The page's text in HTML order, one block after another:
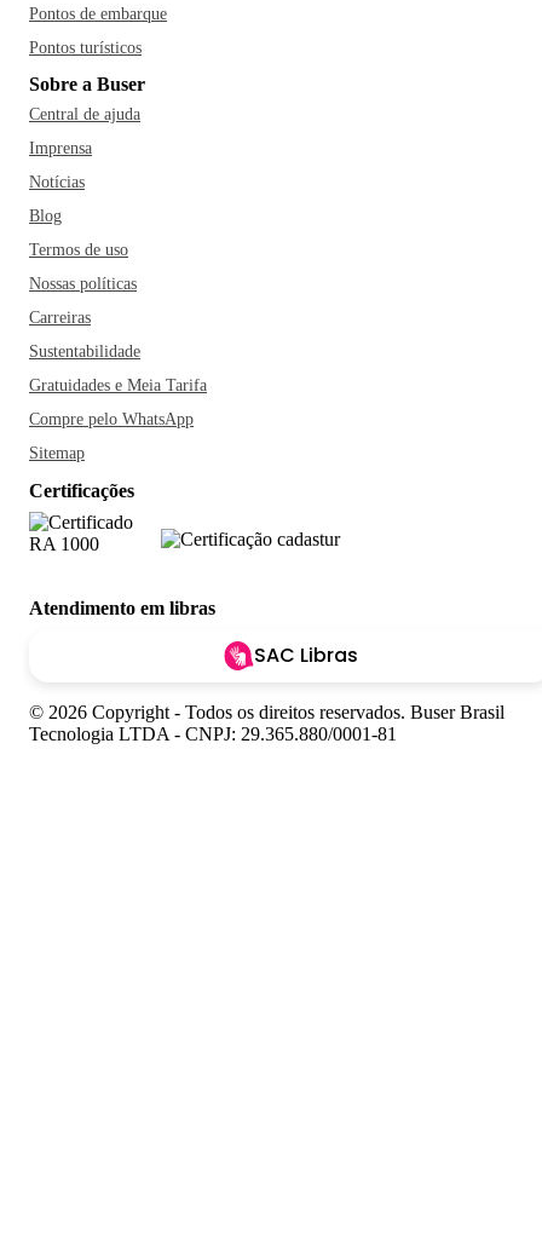
Pontos de embarque
Pontos turísticos
Sobre a Buser
Central de ajuda
Imprensa
Notícias
Blog
Termos de uso
Nossas políticas
Carreiras
Sustentabilidade
Gratuidades e Meia Tarifa
Compre pelo WhatsApp
Sitemap
Certificações
Atendimento em libras
SAC Libras
© 2026 Copyright - Todos os direitos reservados. Buser Brasil
Tecnologia LTDA - CNPJ: 29.365.880/0001-81